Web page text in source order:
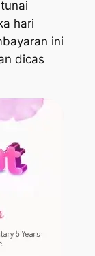
hari
ini
dicas